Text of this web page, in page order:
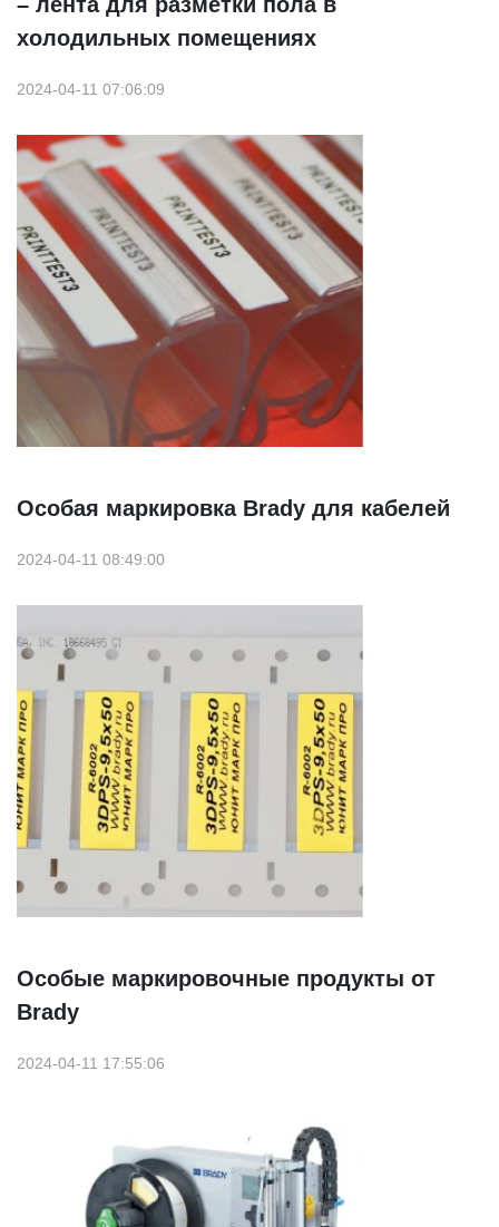
холодильных помещениях
2024-04-11 07:06:09
Особая маркировка Brady для кабелей
2024-04-11 08:49:00
Особые маркировочные продукты от
Brady
2024-04-11 17:55:06